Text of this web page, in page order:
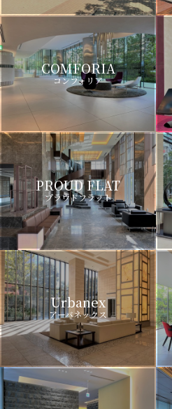
COMFORIA
コンフォリア
PROUD FLAT
プラウドフラット
Urbanex
アーバネックス